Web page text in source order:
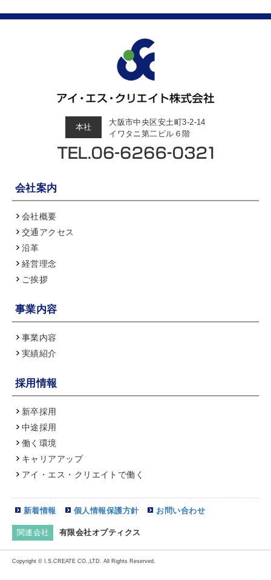
本社
大阪市中央区安土町3-2-14
イワタニ第二ビル６階
会社案内
会社概要
交通アクセス
沿革
経営理念
ご挨拶
事業内容
事業内容
実績紹介
採用情報
新卒採用
中途採用
働く環境
キャリアアップ
アイ・エス・クリエイトで働く
新着情報 個人情報保護方針 お問い合わせ
関連会社 有限会社オプティクス
Copyright © I.S.CREATE CO.,LTD. All Rights Reserved.